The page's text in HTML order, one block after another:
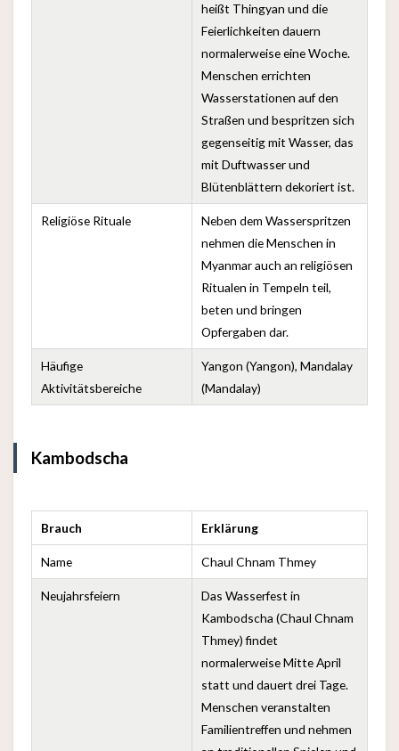
heißt Thingyan und die
Feierlichkeiten dauern
normalerweise eine Woche.
Menschen errichten
Wasserstationen auf den
Straßen und bespritzen sich
gegenseitig mit Wasser, das
mit Duftwasser und
Blütenblättern dekoriert ist.
Religiöse Rituale
Neben dem Wasserspritzen
nehmen die Menschen in
Myanmar auch an religiösen
Ritualen in Tempeln teil,
beten und bringen
Opfergaben dar.
Häufige
Aktivitätsbereiche
Yangon (Yangon), Mandalay
(Mandalay)
Kambodscha
Brauch Erklärung
Name Chaul Chnam Thmey
Neujahrsfeiern
Das Wasserfest in
Kambodscha (Chaul Chnam
Thmey) findet
normalerweise Mitte April
statt und dauert drei Tage.
Menschen veranstalten
Familientreffen und nehmen